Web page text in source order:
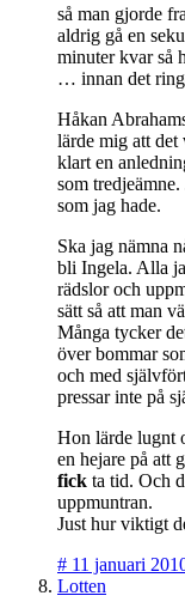
så man gjorde
aldrig gå en
minuter kvar så
… innan det
Håkan
lärde mig att det
klart en
som
som jag hade.
Ska jag nämna
bli Ingela. Alla
rädslor och
sätt så att man
Många tycker
över bommar
och med
pressar inte på
Hon lärde lugnt
en hejare på att
fick ta tid. Och
uppmuntran.
Just hur viktigt
# 11 januari
Lotten